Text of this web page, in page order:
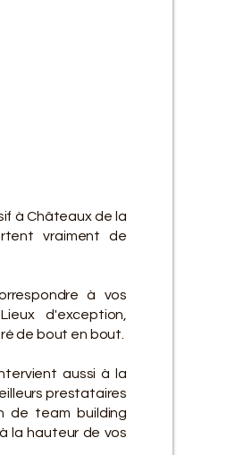
à Châteaux de la
vraiment de
à vos
d'exception,
de bout en bout.
aussi à la
prestataires
de team building
la hauteur de vos